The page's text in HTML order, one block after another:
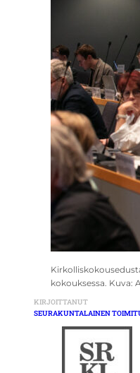
kokouksessa. Kuva:
KIRJOITTANUT
SEURAKUNTALAINEN